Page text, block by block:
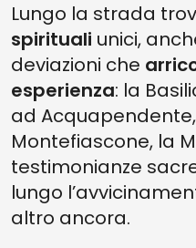
Lungo la strada
spirituali unici,
deviazioni che
esperienza: la
ad
Montefiascone, la
testimonianze
lungo
altro ancora.